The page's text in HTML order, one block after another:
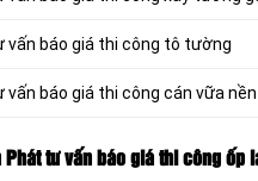
vấn báo giá thi công tô tường
vấn báo giá thi công cán vữa
Phát tư vấn báo giá thi công ốp